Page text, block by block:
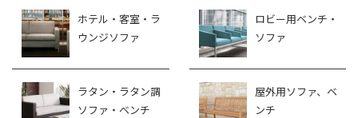
ホテル・客室・ラ
ウンジソファ
ロビー用ベンチ・
ソファ
ラタン・ラタン調
ソファ・ベンチ
屋外用ソファ、ベ
ンチ